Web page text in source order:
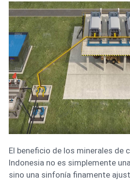
El beneficio de los minerales de
Indonesia no es simplemente
sino una sinfonía finamente